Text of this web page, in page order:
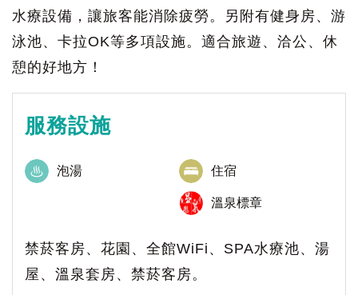
水療設備，讓旅客能消除疲勞。另附有健身房、游
泳池、卡拉OK等多項設施。適合旅遊、洽公、休
憩的好地方！
服務設施
泡湯 住宿
溫泉標章
禁菸客房、花園、全館WiFi、SPA水療池、湯
屋、溫泉套房、禁菸客房。